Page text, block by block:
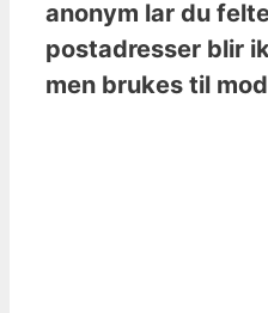
anonym lar du
postadresser blir
men brukes til